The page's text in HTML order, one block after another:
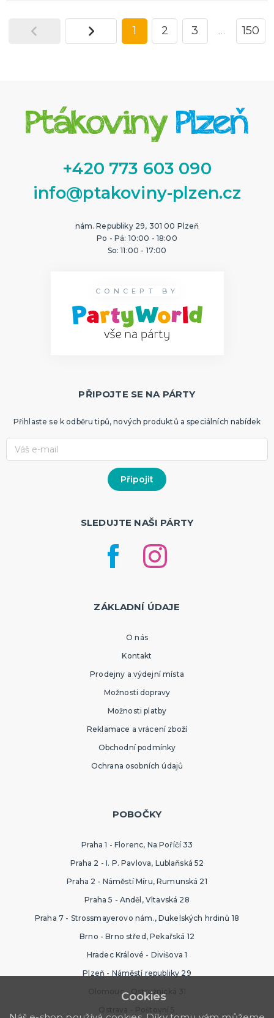
1 2 3 … 150
+420 773 603 090
info@ptakoviny-plzen.cz
nám. Republiky 29, 301 00 Plzeň
Po - Pá: 10:00 - 18:00
So: 11:00 - 17:00
CONCEPT BY
PŘIPOJTE SE NA PÁRTY
Přihlaste se k odběru tipů, nových produktů a speciálních nabídek
SLEDUJTE NAŠI PÁRTY
ZÁKLADNÍ ÚDAJE
O nás
Kontakt
Prodejny a výdejní místa
Možnosti dopravy
Možnosti platby
Reklamace a vrácení zboží
Obchodní podmínky
Ochrana osobních údajů
POBOČKY
Praha 1 - Florenc, Na Poříčí 33
Praha 2 - I. P. Pavlova, Lublaňská 52
Praha 2 - Náměstí Míru, Rumunská 21
Praha 5 - Anděl, Vltavská 28
Praha 7 - Strossmayerovo nám., Dukelských hrdinů 18
Brno - Brno střed, Pekařská 12
Hradec Králové - Divišova 1
Plzeň - Náměstí republiky 29
Olomouc - Ostružnická 31
Ostrava - Poštovní 5
Cookies